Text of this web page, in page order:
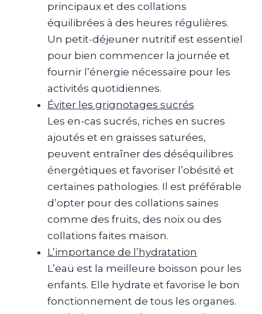
principaux et des collations
équilibrées à des heures régulières.
Un petit-déjeuner nutritif est essentiel
pour bien commencer la journée et
fournir l’énergie nécessaire pour les
activités quotidiennes.
Éviter les grignotages sucrés
Les en-cas sucrés, riches en sucres
ajoutés et en graisses saturées,
peuvent entraîner des déséquilibres
énergétiques et favoriser l’obésité et
certaines pathologies. Il est préférable
d’opter pour des collations saines
comme des fruits, des noix ou des
collations faites maison.
L’importance de l’hydratation
L’eau est la meilleure boisson pour les
enfants. Elle hydrate et favorise le bon
fonctionnement de tous les organes.